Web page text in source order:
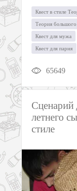
Квест в стиле
Теория большого
Квест для мужа
Квест для парня
65649
Сценарий
летнего
стиле